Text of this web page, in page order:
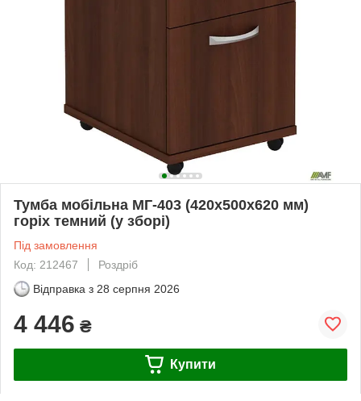
Тумба мобільна МГ-403 (420х500х620 мм)
горіх темний (у зборі)
Під замовлення
Код: 212467
Роздріб
Відправка з 28 серпня 2026
4 446 ₴
Купити